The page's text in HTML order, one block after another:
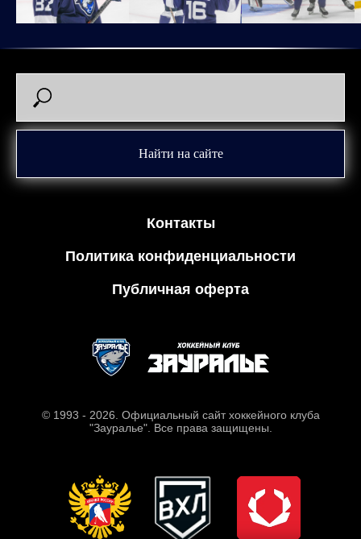
Найти на сайте
Контакты
Политика конфиденциальности
Публичная оферта
© 1993 - 2026. Официальный сайт хоккейного клуба
"Зауралье". Все права защищены.